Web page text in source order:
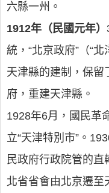
六縣一州。
1912年（民國元年）
統，“北京政府”（“
天津縣的建制，保留
府，重建天津縣。
1928年6月，國民革
立“天津特別市”。
民政府行政院管的直
北省省會由北京遷至